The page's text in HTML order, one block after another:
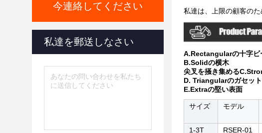
今連絡してください
私達を郵送しなさい
私達は、上限の顧客の
A.Rectangularの十字ビ
B.Solidの横木
尖叉を掻き集める
D. Triangularのガセット
E.Extraの堅い表面
サイズ モデル
1-3T
RSER-01